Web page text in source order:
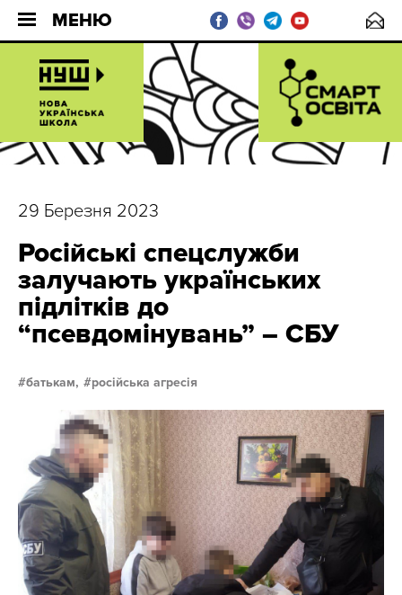
МЕНЮ
29 Березня 2023
Російські спецслужби
залучають українських
підлітків до
“псевдомінувань” – СБУ
батькам, російська агресія